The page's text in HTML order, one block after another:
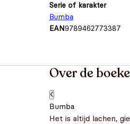
Serie of karakter
Bumba
EAN9789462773387
Over de
Bumba
Het is altijd lachen,